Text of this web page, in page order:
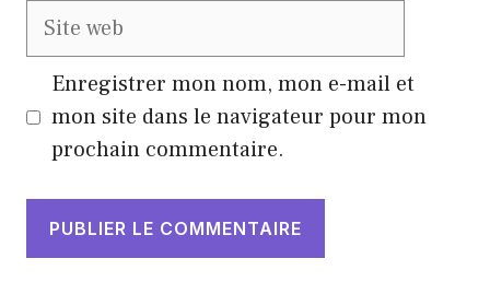
Site
web
Enregistrer mon nom, mon e-mail et
mon site dans le navigateur pour mon
prochain commentaire.